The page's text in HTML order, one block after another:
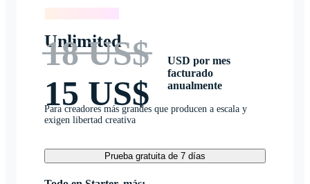
Unlimited
18 US$
15 US$
USD por mes
facturado
anualmente
Para creadores más grandes que producen a escala y
exigen libertad creativa
Prueba gratuita de 7 días